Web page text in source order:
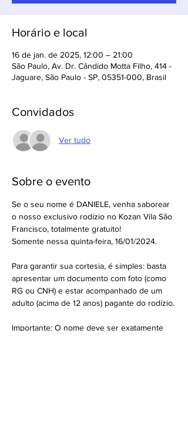
Horário e local
16 de jan. de 2025, 12:00 – 21:00
São Paulo, Av. Dr. Cândido Motta Filho, 414 -
Jaguare, São Paulo - SP, 05351-000, Brasil
Convidados
Ver tudo
Sobre o evento
Se o seu nome é DANIELE, venha saborear
o nosso exclusivo rodízio no Kozan Vila São
Francisco, totalmente gratuito!
Somente nessa quinta-feira, 16/01/2024.
Para garantir sua cortesia, é simples: basta
apresentar um documento com foto (como
RG ou CNH) e estar acompanhado de um
adulto (acima de 12 anos) pagante do rodízio.
Importante: O nome deve ser exatamente